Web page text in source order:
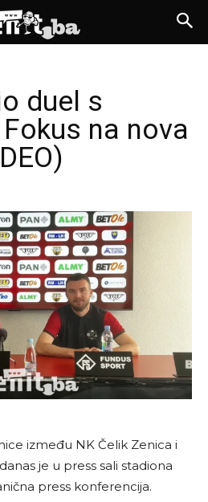
duel s
na nova
između NK Čelik Zenica i
je u press sali stadiona
press konferencija.